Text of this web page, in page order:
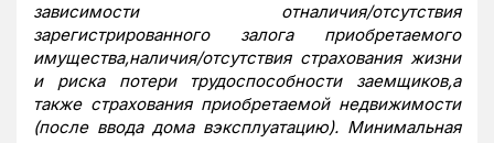
зависимости отналичия/отсутствия
зарегистрированного залога приобретаемого
имущества,наличия/отсутствия страхования жизни
и риска потери трудоспособности заемщиков,а
также страхования приобретаемой недвижимости
(после ввода дома вэксплуатацию). Минимальная